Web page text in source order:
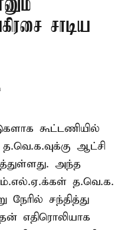
சாடிய
கூட்டணியில்
ஆட்சி
அந்த
த.வெ.க.
சந்தித்து
எதிரொலியாக